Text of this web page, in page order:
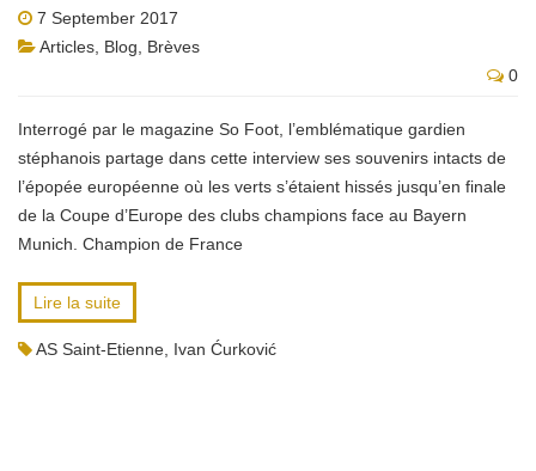
7 September 2017
Articles Blog
Brèves
0
Interrogé par le magazine So Foot, l’emblématique gardien
stéphanois partage dans cette interview ses souvenirs intacts de
l’épopée européenne où les verts s’étaient hissés jusqu’en finale
de la Coupe d’Europe des clubs champions face au Bayern
Munich. Champion de France
Lire la suite
AS Saint-Etienne Ivan Ćurković